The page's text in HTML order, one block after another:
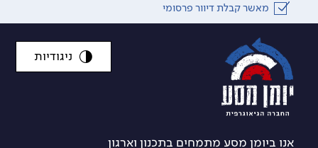
מאשר קבלת דיוור פרסומי
אנו ביומן מסע מתמחים בתכנון וארגון
ניגודיות